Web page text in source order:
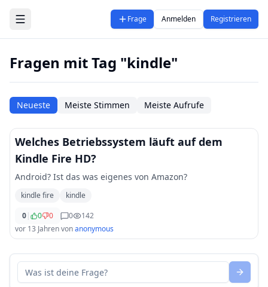
Zum Hauptinhalt springen
Frage Anmelden Registrieren
Fragen mit Tag "kindle"
Neueste Meiste Stimmen Meiste Aufrufe
Welches Betriebssystem läuft auf dem
Kindle Fire HD?
Android? Ist das was eigenes von Amazon?
kindle fire
kindle
0| 0 0 0
142
vor 13 Jahrenvonanonymous